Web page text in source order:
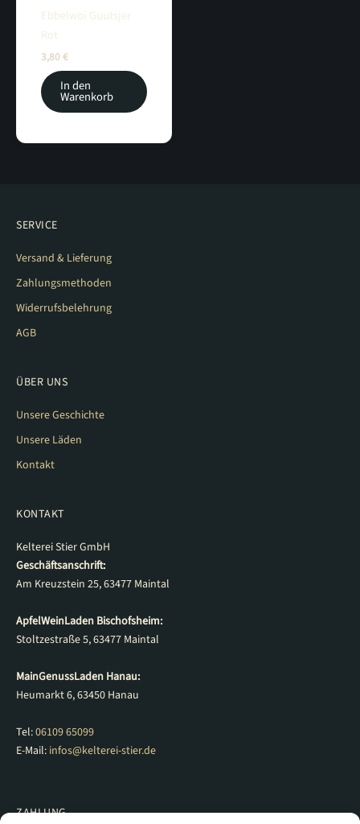
Ebbelwoi Guutsjer
Rot
3,80€
In den
Warenkorb
SERVICE
Versand & Lieferung
Zahlungsmethoden
Widerrufsbelehrung
AGB
ÜBER UNS
Unsere Geschichte
Unsere Läden
Kontakt
KONTAKT
Kelterei Stier GmbH
Geschäftsanschrift:
Am Kreuzstein 25, 63477 Maintal
ApfelWeinLaden Bischofsheim:
Stoltzestraße 5, 63477 Maintal
MainGenussLaden Hanau:
Heumarkt 6, 63450 Hanau
Tel:06109 65099
E-Mail: infos@kelterei-stier.de
ZAHLUNG